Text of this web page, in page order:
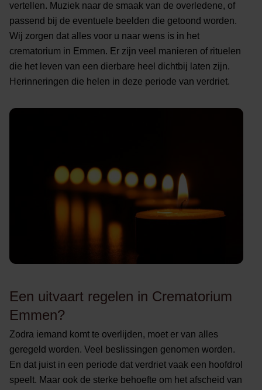
vertellen. Muziek naar de smaak van de overledene, of
passend bij de eventuele beelden die getoond worden.
Wij zorgen dat alles voor u naar wens is in het
crematorium in Emmen. Er zijn veel manieren of rituelen
die het leven van een dierbare heel dichtbij laten zijn.
Herinneringen die helen in deze periode van verdriet.
Een uitvaart regelen in Crematorium
Emmen?
Zodra iemand komt te overlijden, moet er van alles
geregeld worden. Veel beslissingen genomen worden.
En dat juist in een periode dat verdriet vaak een hoofdrol
speelt. Maar ook de sterke behoefte om het afscheid van